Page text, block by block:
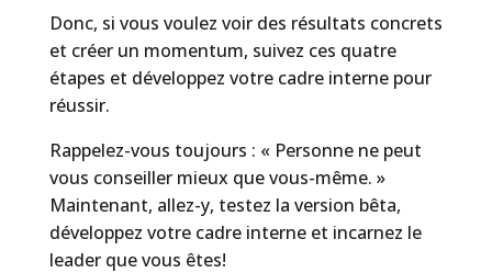
Donc, si vous voulez voir des résultats concrets
et créer un momentum, suivez ces quatre
étapes et développez votre cadre interne pour
réussir.
Rappelez-vous toujours : « Personne ne peut
vous conseiller mieux que vous-même. »
Maintenant, allez-y, testez la version bêta,
développez votre cadre interne et incarnez le
leader que vous êtes!